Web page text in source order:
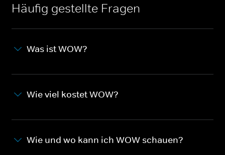
Häufig gestellte Fragen
Was ist WOW?
Wie viel kostet WOW?
Wie und wo kann ich WOW schauen?